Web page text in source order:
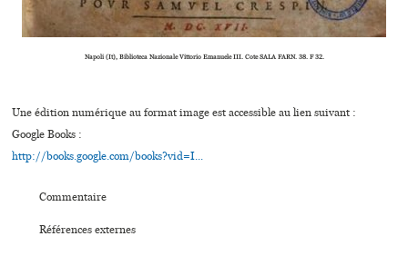
Napoli (It), Biblioteca Nazionale Vittorio Emanuele III. Cote SALA FARN. 38. F 32.
Une édition numérique au format image est accessible au lien suivant :
Google Books :
http://books.google.com/books?vid=I...
Commentaire
Références externes